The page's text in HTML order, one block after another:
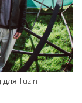
для Tuzin